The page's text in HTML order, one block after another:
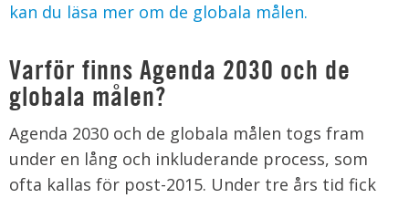
kan du läsa mer om de globala målen.
Varför finns Agenda 2030 och de
globala målen?
Agenda 2030 och de globala målen togs fram
under en lång och inkluderande process, som
ofta kallas för post-2015. Under tre års tid fick